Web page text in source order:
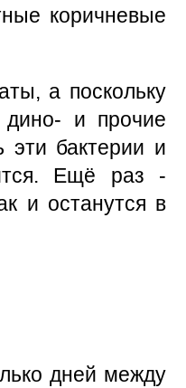
коричневые
а поскольку
дино- и прочие
эти бактерии и
Ещё раз -
и останутся в
дней между